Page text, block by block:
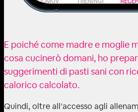
E poiché come madre e moglie
cosa cucinerò domani, ho
suggerimenti di pasti sani con
calorico calcolato.
Quindi, oltre all’accesso agli